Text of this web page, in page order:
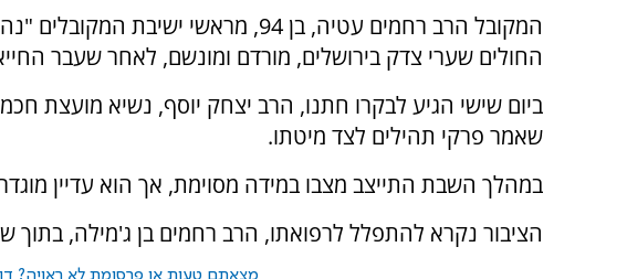
המקובל הרב רחמים עטיה, בן 94, מראשי
החולים שערי צדק בירושלים, מורדם ומונשם, לאחר שעבר
ביום שישי הגיע לבקרו חתנו, הרב יצחק יוסף, נשיא מועצת
שאמר פרקי תהילים לצד מיטתו.
במהלך השבת התייצב מצבו במידה מסוימת, אך הוא עדיין
הציבור נקרא להתפלל לרפואתו, הרב רחמים בן ג'מילה, בתוך